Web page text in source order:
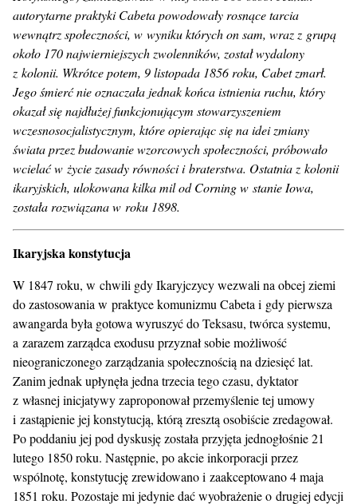
autorytarne praktyki Cabeta powodowały rosnące tarcia
wewnątrz społeczności, w wyniku których on sam, wraz z grupą
około 170 najwierniejszych zwolenników, został wydalony
z kolonii. Wkrótce potem, 9 listopada 1856 roku, Cabet zmarł.
Jego śmierć nie oznaczała jednak końca istnienia ruchu, który
okazał się najdłużej funkcjonującym stowarzyszeniem
wczesnosocjalistycznym, które opierając się na idei zmiany
świata przez budowanie wzorcowych społeczności, próbowało
wcielać w życie zasady równości i braterstwa. Ostatnia z kolonii
ikaryjskich, ulokowana kilka mil od Corning w stanie Iowa,
została rozwiązana w roku 1898.
Ikaryjska konstytucja
W 1847 roku, w chwili gdy Ikaryjczycy wezwali na obcej ziemi
do zastosowania w praktyce komunizmu Cabeta i gdy pierwsza
awangarda była gotowa wyruszyć do Teksasu, twórca systemu,
a zarazem zarządca exodusu przyznał sobie możliwość
nieograniczonego zarządzania społecznością na dziesięć lat.
Zanim jednak upłynęła jedna trzecia tego czasu, dyktator
z własnej inicjatywy zaproponował przemyślenie tej umowy
i zastąpienie jej konstytucją, którą zresztą osobiście zredagował.
Po poddaniu jej pod dyskusję została przyjęta jednogłośnie 21
lutego 1850 roku. Następnie, po akcie inkorporacji przez
wspólnotę, konstytucję zrewidowano i zaakceptowano 4 maja
1851 roku. Pozostaje mi jedynie dać wyobrażenie o drugiej edycji